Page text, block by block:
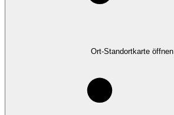
Ort-Standortkarte öffnen